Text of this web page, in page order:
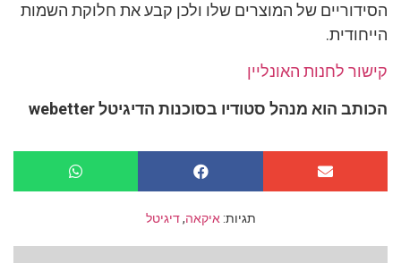
הסידוריים של המוצרים שלו ולכן קבע את חלוקת השמות
הייחודית.
קישור לחנות האונליין
הכותב הוא מנהל סטודיו בסוכנות הדיגיטל webetter
תגיות: איקאה,דיגיטל